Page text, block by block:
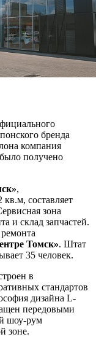
бренда
компания
было получено
,
составляет
зона
и склад запчастей.
Томск». Штат
35 человек.
в
стандартов
дизайна L-
передовыми
шоу-рум
зоне.